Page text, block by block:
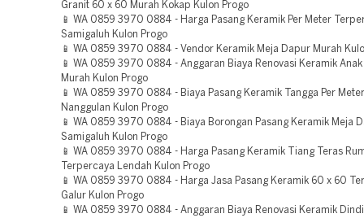
Granit 60 x 60 Murah Kokap Kulon Progo
📱 WA 0859 3970 0884 - Harga Pasang Keramik Per Meter
Samigaluh Kulon Progo
📱 WA 0859 3970 0884 - Vendor Keramik Meja Dapur Murah
📱 WA 0859 3970 0884 - Anggaran Biaya Renovasi Keramik Anak
Murah Kulon Progo
📱 WA 0859 3970 0884 - Biaya Pasang Keramik Tangga Per
Nanggulan Kulon Progo
📱 WA 0859 3970 0884 - Biaya Borongan Pasang Keramik Meja
Samigaluh Kulon Progo
📱 WA 0859 3970 0884 - Harga Pasang Keramik Tiang Teras
Terpercaya Lendah Kulon Progo
📱 WA 0859 3970 0884 - Harga Jasa Pasang Keramik 60 x 60
Galur Kulon Progo
📱 WA 0859 3970 0884 - Anggaran Biaya Renovasi Keramik